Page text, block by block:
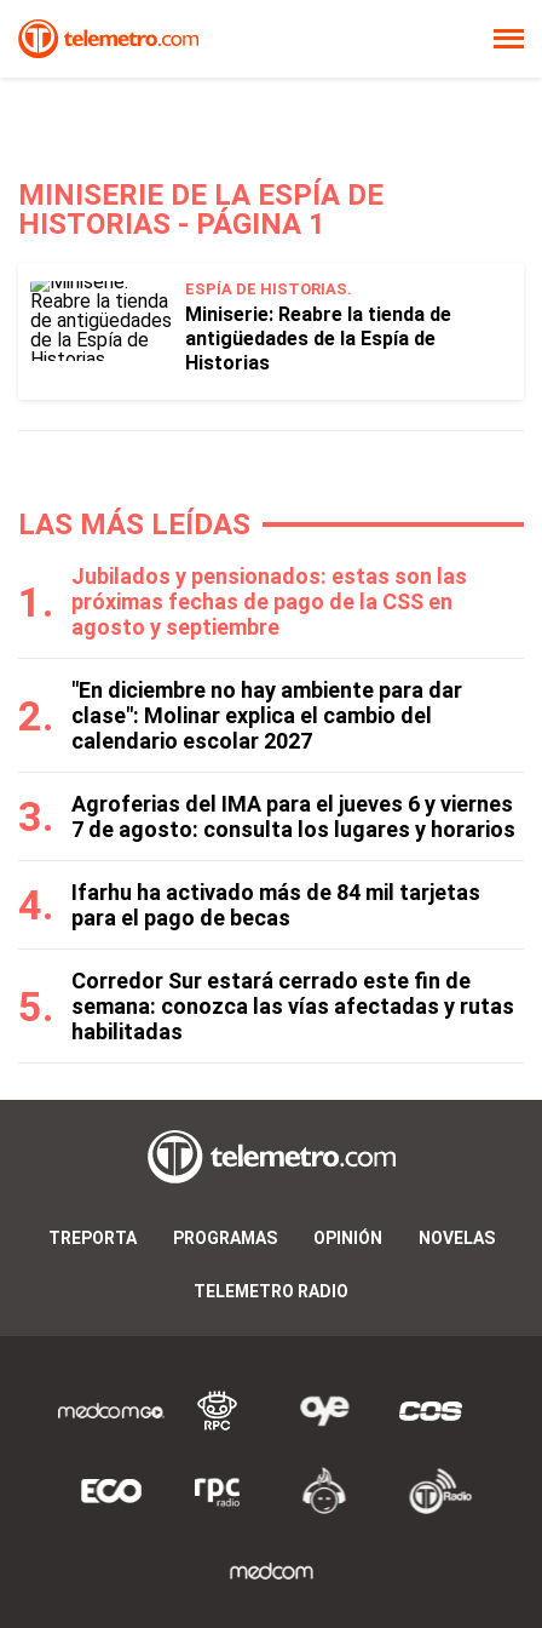
MINISERIE DE LA ESPÍA DE
HISTORIAS - PÁGINA 1
ESPÍA DE HISTORIAS.
Miniserie: Reabre la tienda de
antigüedades de la Espía de
Historias
LAS MÁS LEÍDAS
Jubilados y pensionados: estas son las
próximas fechas de pago de la CSS en
agosto y septiembre
"En diciembre no hay ambiente para dar
clase": Molinar explica el cambio del
calendario escolar 2027
Agroferias del IMA para el jueves 6 y viernes
7 de agosto: consulta los lugares y horarios
Ifarhu ha activado más de 84 mil tarjetas
para el pago de becas
Corredor Sur estará cerrado este fin de
semana: conozca las vías afectadas y rutas
habilitadas
TREPORTA PROGRAMAS OPINIÓN NOVELAS
TELEMETRO RADIO